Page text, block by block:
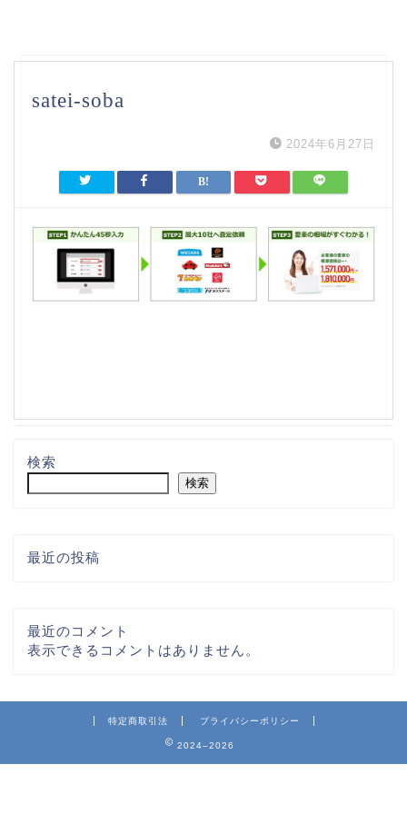
satei-soba
2024年6月27日
検索
検索
最近の投稿
最近のコメント
表示できるコメントはありません。
特定商取引法 プライバシーポリシー
2024–2026